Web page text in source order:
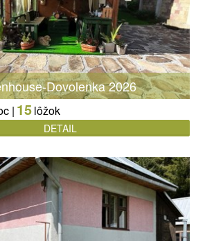
Dovolenka 2026
| 15lôžok
DETAIL